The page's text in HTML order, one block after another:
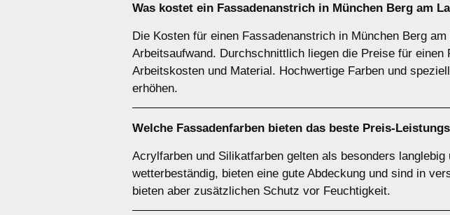
Was kostet ein Fassadenanstrich in München Berg am
Die Kosten für einen Fassadenanstrich in München Berg
Arbeitsaufwand. Durchschnittlich liegen die Preise für
Arbeitskosten und Material. Hochwertige Farben und
erhöhen.
Welche Fassadenfarben bieten das beste Preis-
Acrylfarben und Silikatfarben gelten als besonders
wetterbeständig, bieten eine gute Abdeckung und sind in
bieten aber zusätzlichen Schutz vor Feuchtigkeit.